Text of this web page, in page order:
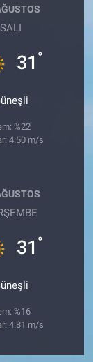
SALI
31 °
%22
4.50 m/s
31 °
%16
4.81 m/s